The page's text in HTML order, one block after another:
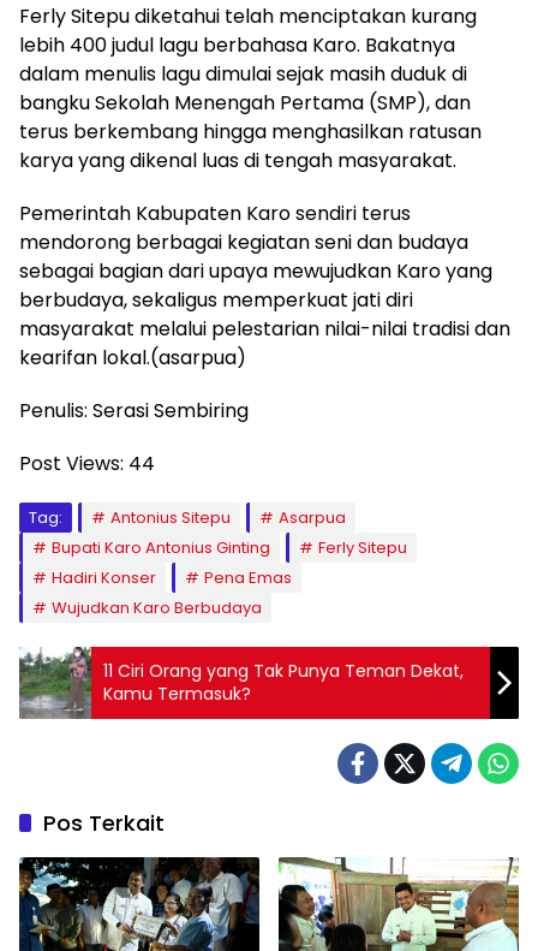
Ferly Sitepu diketahui telah menciptakan kurang
lebih 400 judul lagu berbahasa Karo. Bakatnya
dalam menulis lagu dimulai sejak masih duduk di
bangku Sekolah Menengah Pertama (SMP), dan
terus berkembang hingga menghasilkan ratusan
karya yang dikenal luas di tengah masyarakat.
Pemerintah Kabupaten Karo sendiri terus
mendorong berbagai kegiatan seni dan budaya
sebagai bagian dari upaya mewujudkan Karo yang
berbudaya, sekaligus memperkuat jati diri
masyarakat melalui pelestarian nilai-nilai tradisi dan
kearifan lokal.(asarpua)
Penulis: Serasi Sembiring
Post Views: 44
Tag: Antonius Sitepu
Asarpua
Bupati Karo Antonius Ginting
Ferly Sitepu
Hadiri Konser
Pena Emas
Wujudkan Karo Berbudaya
11 Ciri Orang yang Tak Punya Teman Dekat,
Kamu Termasuk?
Pos Terkait